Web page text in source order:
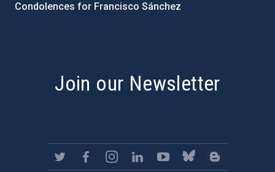
Condolences for Francisco Sánchez
Join our Newsletter